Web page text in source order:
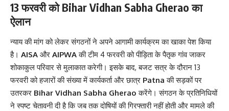
13 फरवरी को Bihar Vidhan Sabha Gherao का
ऐलान
न्याय की मांग को लेकर संगठनों ने अपने आगामी कार्यक्रम का खाका पेश किया
है। AISA और AIPWAकी टीम 4 फरवरी को पीड़िता के पैतृक गांव जाकर
शोकाकुल परिवार से मुलाकात करेगी। इसके बाद, बजट सत्र के दौरान 13
फरवरी को हजारों की संख्या में कार्यकर्ता और छात्र Patna की सड़कों पर
उतरकर Bihar Vidhan Sabha Gherao करेंगे। संगठन के प्रतिनिधियों
ने स्पष्ट चेतावनी दी है कि जब तक दोषियों की गिरफ्तारी नहीं होती और मामले की